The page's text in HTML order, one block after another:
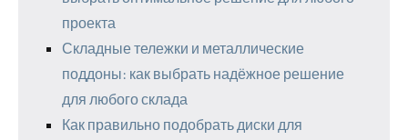
проекта
Складные тележки и металлические
поддоны: как выбрать надёжное решение
для любого склада
Как правильно подобрать диски для